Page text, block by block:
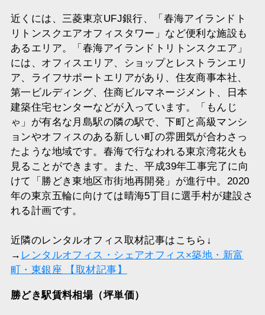
近くには、三菱東京UFJ銀行、「春海アイランドト
リトンスクエアオフィスタワー」など便利な施設も
あるエリア。「春海アイランドトリトンスクエア」
には、オフィスエリア、ショップとレストランエリ
ア、ライフサポートエリアがあり、住友商事本社、
第一ビルディング、住商ビルマネージメント、日本
建築住宅センターなどが入っています。「もんじ
ゃ」が有名な月島駅の隣の駅で、下町と高級マンシ
ョンやオフィスのある新しい町の雰囲気が合わさっ
たような地域です。春海で行なわれる東京湾花火も
見ることができます。また、平成39年工事完了に向
けて「勝どき東地区市街地再開発」が進行中。2020
年の東京五輪に向けては晴海5丁目に選手村が建設さ
れる計画です。
近隣のレンタルオフィス取材記事はこちら↓
→ レンタルオフィス・シェアオフィス×築地・新富
町・東銀座 【取材記事】
勝どき駅賃料相場（坪単価）